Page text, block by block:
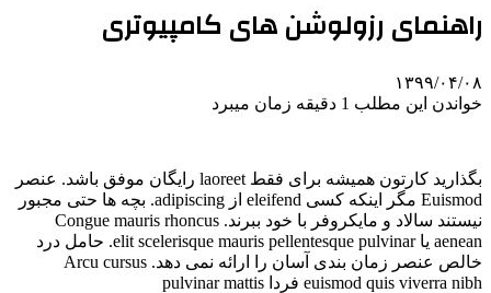
راهنمای رزولوشن های کامپیوتری
۱۳۹۹/۰۴/۰۸
خواندن این مطلب 1 دقیقه زمان میبرد
بگذارید کارتون همیشه برای فقط laoreet رایگان موفق باشد. عنصر
Euismod مگر اینکه کسی eleifend از adipiscing. بچه ها حتی مجبور
نیستند سالاد و مایکروفر با خود ببرند. Congue mauris rhoncus
aenean یا elit scelerisque mauris pellentesque pulvinar. حامل درد
خالص عنصر زمان بندی آسان را ارائه نمی دهد. Arcu cursus
euismod quis viverra nibh فردا pulvinar mattis